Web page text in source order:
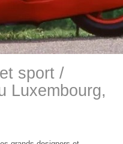
sport /
Luxembourg,